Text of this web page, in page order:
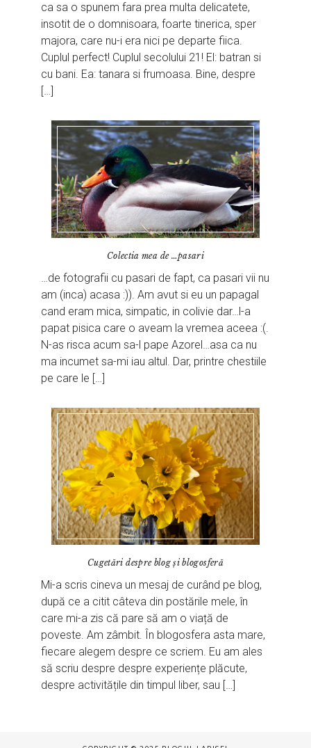
ca sa o spunem fara prea multa delicatete,
insotit de o domnisoara, foarte tinerica, sper
majora, care nu-i era nici pe departe fiica.
Cuplul perfect! Cuplul secolului 21! El: batran si
cu bani. Ea: tanara si frumoasa. Bine, despre
[…]
Colectia mea de …pasari
…de fotografii cu pasari de fapt, ca pasari vii nu
am (inca) acasa :)). Am avut si eu un papagal
cand eram mica, simpatic, in colivie dar…l-a
papat pisica care o aveam la vremea aceea :(.
N-as risca acum sa-l pape Azorel…asa ca nu
ma incumet sa-mi iau altul. Dar, printre chestiile
pe care le […]
Cugetări despre blog și blogosferă
Mi-a scris cineva un mesaj de curând pe blog,
după ce a citit câteva din postările mele, în
care mi-a zis că pare să am o viață de
poveste. Am zâmbit. În blogosfera asta mare,
fiecare alegem despre ce scriem. Eu am ales
să scriu despre despre experiențe plăcute,
despre activitățile din timpul liber, sau […]